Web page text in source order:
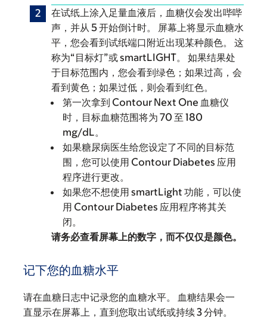
在试纸上涂入足量血液后，血糖仪会发出哔哔
声，并从 5 开始倒计时。 屏幕上将显示血糖水
平，您会看到试纸端口附近出现某种颜色。 这
称为“目标灯”或 smartLIGHT。 如果结果处
于目标范围内，您会看到绿色；如果过高，会
看到黄色；如果过低，则会看到红色。
第一次拿到 Contour Next One 血糖仪
时，目标血糖范围将为 70 至 180
mg/dL。
如果糖尿病医生给您设定了不同的目标范
围，您可以使用 Contour Diabetes 应用
程序进行更改。
如果您不想使用 smartLight 功能，可以使
用 Contour Diabetes 应用程序将其关
闭。
请务必查看屏幕上的数字，而不仅仅是颜色。
记下您的血糖水平
请在血糖日志中记录您的血糖水平。 血糖结果会一
直显示在屏幕上，直到您取出试纸或持续 3 分钟。